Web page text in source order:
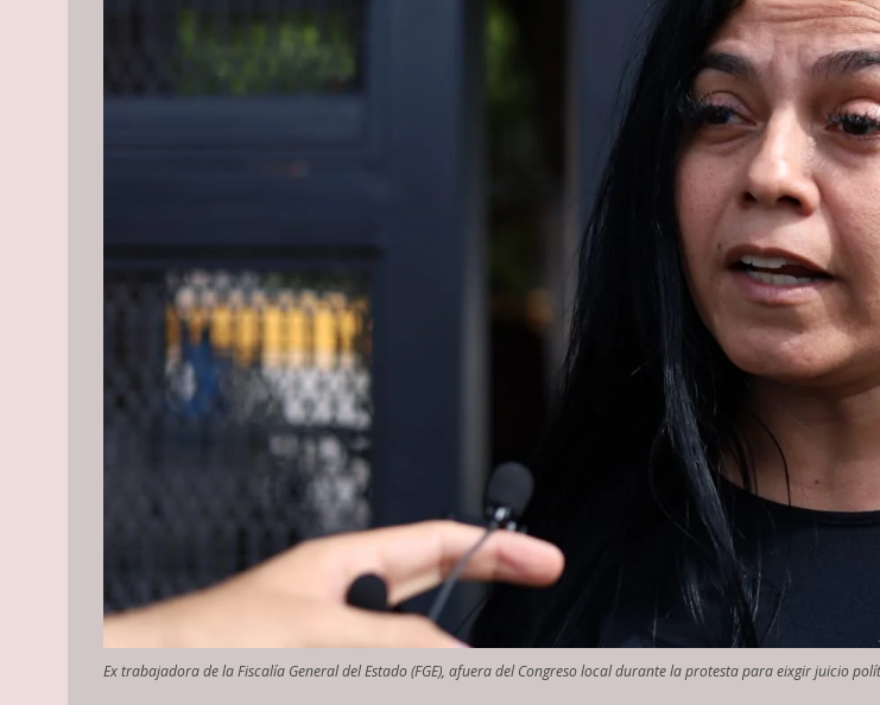
Ex trabajadora de la Fiscalía General del Estado (FGE), afuera del Congreso local durante la protesta para eixgir juicio